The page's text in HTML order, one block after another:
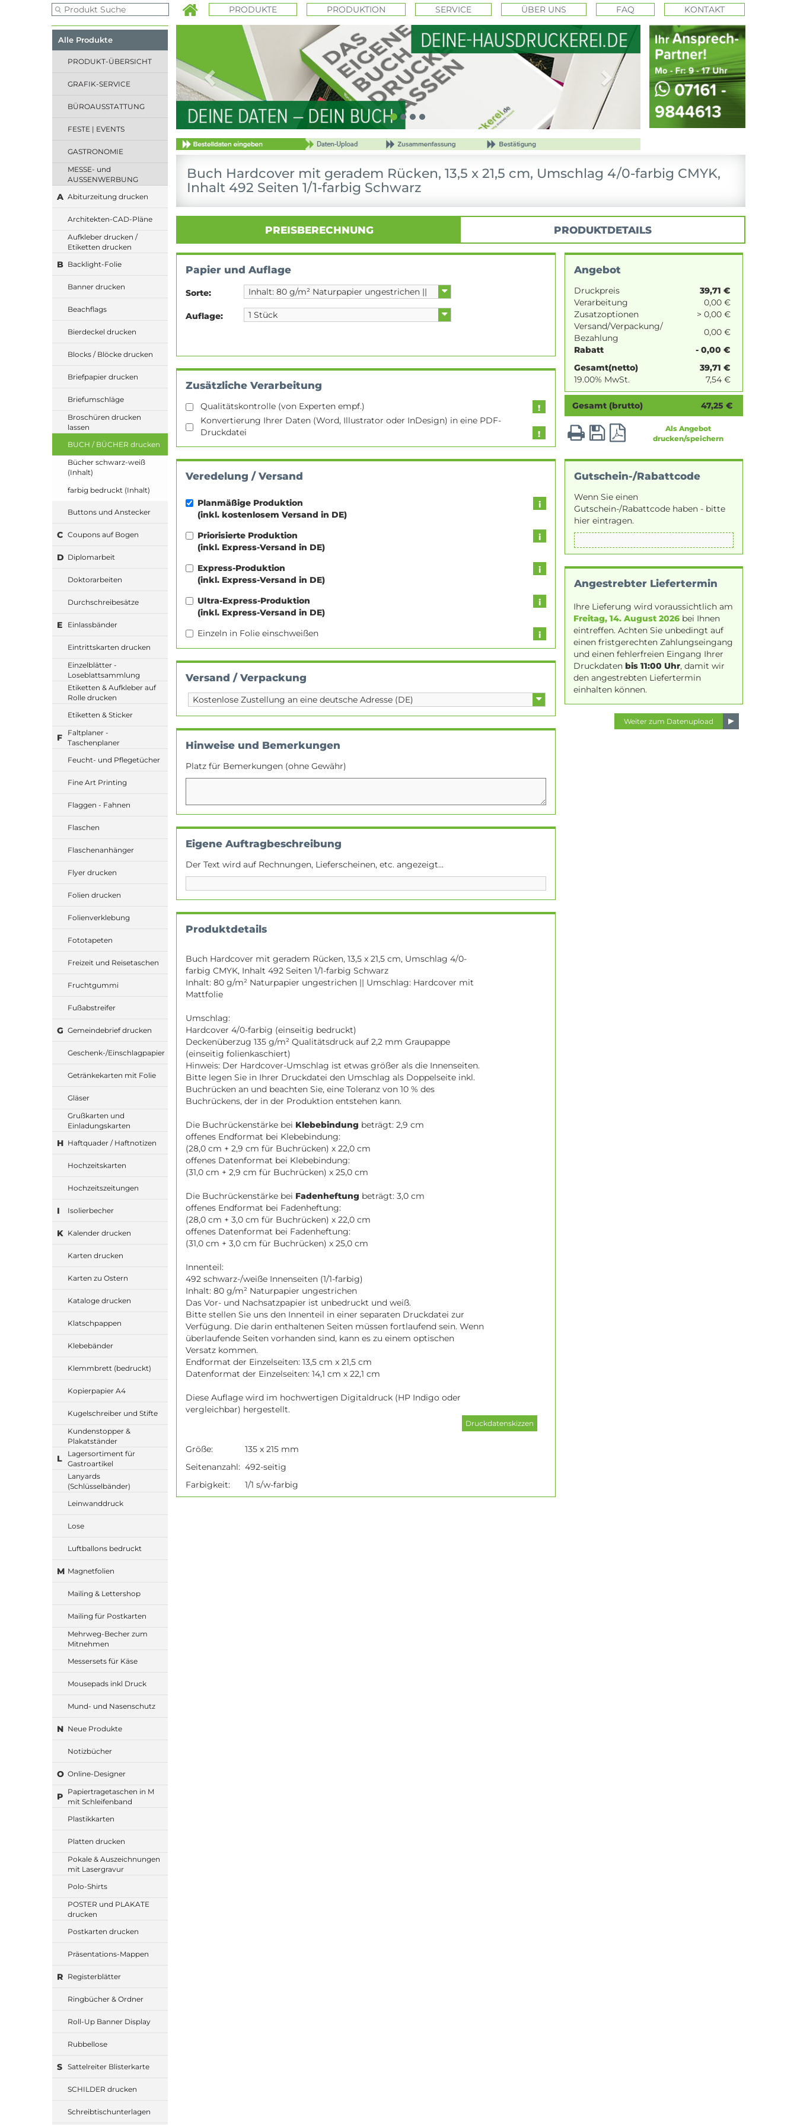
PRODUKTE PRODUKTION SERVICE ÜBER UNS FAQ KONTAKT
Alle Produkte
PRODUKT-ÜBERSICHT
GRAFIK-SERVICE
BÜROAUSSTATTUNG
FESTE | EVENTS
GASTRONOMIE
MESSE- und
AUSSENWERBUNG
A Abiturzeitung drucken
Architekten-CAD-Pläne
Aufkleber drucken /
Etiketten drucken
B Backlight-Folie
Banner drucken
Beachflags
Bierdeckel drucken
Blocks / Blöcke drucken
Briefpapier drucken
Briefumschläge
Broschüren drucken
lassen
BUCH / BÜCHER drucken
Bücher schwarz-weiß
(Inhalt)
farbig bedruckt (Inhalt)
Buttons und Anstecker
C Coupons auf Bogen
D Diplomarbeit
Doktorarbeiten
Durchschreibesätze
E Einlassbänder
Eintrittskarten drucken
Einzelblätter -
Loseblattsammlung
Etiketten & Aufkleber auf
Rolle drucken
Etiketten & Sticker
F
Faltplaner -
Taschenplaner
Feucht- und Pflegetücher
Fine Art Printing
Flaggen - Fahnen
Flaschen
Flaschenanhänger
Flyer drucken
Folien drucken
Folienverklebung
Fototapeten
Freizeit und Reisetaschen
Fruchtgummi
Fußabstreifer
G Gemeindebrief drucken
Geschenk-/Einschlagpapier
Getränkekarten mit Folie
Gläser
Grußkarten und
Einladungskarten
H Haftquader / Haftnotizen
Hochzeitskarten
Hochzeitszeitungen
I Isolierbecher
K Kalender drucken
Karten drucken
Karten zu Ostern
Kataloge drucken
Klatschpappen
Klebebänder
Klemmbrett (bedruckt)
Kopierpapier A4
Kugelschreiber und Stifte
Kundenstopper &
Plakatständer
L
Lagersortiment für
Gastroartikel
Lanyards
(Schlüsselbänder)
Leinwanddruck
Lose
Luftballons bedruckt
M Magnetfolien
Mailing & Lettershop
Mailing für Postkarten
Mehrweg-Becher zum
Mitnehmen
Messersets für Käse
Mousepads inkl Druck
Mund- und Nasenschutz
N Neue Produkte
Notizbücher
O Online-Designer
P Papiertragetaschen in M
mit Schleifenband
Plastikkarten
Platten drucken
Pokale & Auszeichnungen
mit Lasergravur
Polo-Shirts
POSTER und PLAKATE
drucken
Postkarten drucken
Präsentations-Mappen
R Registerblätter
Ringbücher & Ordner
Roll-Up Banner Display
Rubbellose
S Sattelreiter Blisterkarte
SCHILDER drucken
Schreibtischunterlagen
Previous Next
Buch Hardcover mit geradem Rücken, 13,5 x 21,5 cm, Umschlag 4/0-farbig CMYK,
Inhalt 492 Seiten 1/1-farbig Schwarz
PREISBERECHNUNG PRODUKTDETAILS
Papier und Auflage
Sorte:
Auflage:
Zusätzliche Verarbeitung
Qualitätskontrolle (von Experten empf.)
Konvertierung Ihrer Daten (Word, Illustrator oder InDesign) in eine PDF-
Druckdatei
Veredelung / Versand
Planmäßige Produktion
(inkl. kostenlosem Versand in DE)
Priorisierte Produktion
(inkl. Express-Versand in DE)
Express-Produktion
(inkl. Express-Versand in DE)
Ultra-Express-Produktion
(inkl. Express-Versand in DE)
Einzeln in Folie einschweißen
Versand / Verpackung
Hinweise und Bemerkungen
Platz für Bemerkungen (ohne Gewähr)
Eigene Auftragbeschreibung
Der Text wird auf Rechnungen, Lieferscheinen, etc. angezeigt...
Produktdetails
Buch Hardcover mit geradem Rücken, 13,5 x 21,5 cm, Umschlag 4/0-
farbig CMYK, Inhalt 492 Seiten 1/1-farbig Schwarz
Inhalt: 80 g/m² Naturpapier ungestrichen || Umschlag: Hardcover mit
Mattfolie
Umschlag:
Hardcover 4/0-farbig (einseitig bedruckt)
Deckenüberzug 135 g/m² Qualitätsdruck auf 2,2 mm Graupappe
(einseitig folienkaschiert)
Hinweis: Der Hardcover-Umschlag ist etwas größer als die Innenseiten.
Bitte legen Sie in Ihrer Druckdatei den Umschlag als Doppelseite inkl.
Buchrücken an und beachten Sie, eine Toleranz von 10 % des
Buchrückens, der in der Produktion entstehen kann.
Die Buchrückenstärke bei Klebebindung beträgt: 2,9 cm
offenes Endformat bei Klebebindung:
(28,0 cm + 2,9 cm für Buchrücken) x 22,0 cm
offenes Datenformat bei Klebebindung:
(31,0 cm + 2,9 cm für Buchrücken) x 25,0 cm
Die Buchrückenstärke bei Fadenheftung beträgt: 3,0 cm
offenes Endformat bei Fadenheftung:
(28,0 cm + 3,0 cm für Buchrücken) x 22,0 cm
offenes Datenformat bei Fadenheftung:
(31,0 cm + 3,0 cm für Buchrücken) x 25,0 cm
Innenteil:
492 schwarz-/weiße Innenseiten (1/1-farbig)
Inhalt: 80 g/m² Naturpapier ungestrichen
Das Vor- und Nachsatzpapier ist unbedruckt und weiß.
Bitte stellen Sie uns den Innenteil in einer separaten Druckdatei zur
Verfügung. Die darin enthaltenen Seiten müssen fortlaufend sein. Wenn
überlaufende Seiten vorhanden sind, kann es zu einem optischen
Versatz kommen.
Endformat der Einzelseiten: 13,5 cm x 21,5 cm
Datenformat der Einzelseiten: 14,1 cm x 22,1 cm
Diese Auflage wird im hochwertigen Digitaldruck (HP Indigo oder
vergleichbar) hergestellt.
Größe:
135 x 215 mm
Seitenanzahl: 492-seitig
Farbigkeit:
1/1 s/w-farbig
Angebot
Druckpreis 39,71 €
Verarbeitung
0,00 €
Zusatzoptionen
> 0,00 €
Versand/Verpackung/
Bezahlung
0,00 €
Rabatt
- 0,00 €
Gesamt(netto)
39,71 €
19.00% MwSt.
7,54€
Gesamt (brutto) 47,25 €
Als Angebot
drucken/speichern
Gutschein-/Rabattcode
Wenn Sie einen
Gutschein-/Rabattcode haben - bitte
hier eintragen.
Angestrebter Liefertermin
Ihre Lieferung wird voraussichtlich am
Freitag, 14. August 2026 bei Ihnen
eintreffen. Achten Sie unbedingt auf
einen fristgerechten Zahlungseingang
und einen fehlerfreien Eingang Ihrer
Druckdatenbis 11:00 Uhr, damit wir
den angestrebten Liefertermin
einhalten können.